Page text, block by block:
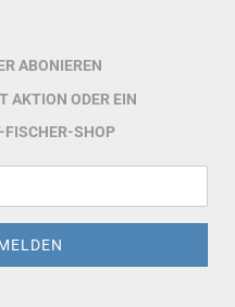
ABONIEREN
AKTION ODER EIN
FISCHER-SHOP